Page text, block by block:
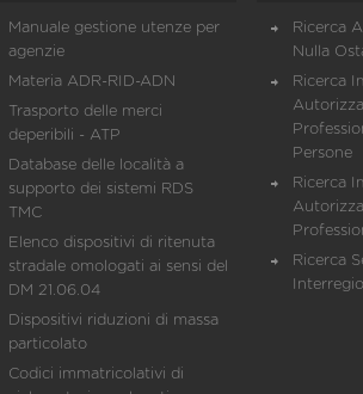
Manuale gestione utenze per
agenzie
Materia ADR-RID-ADN
Trasporto delle merci
deperibili - ATP
Database delle località a
supporto dei sistemi RDS
TMC
Elenco dispositivi di ritenuta
stradale omologati ai sensi del
DM 21.06.04
Dispositivi riduzioni di massa
particolato
Codici immatricolativi di
Ricerca
Nulla
Ricerca
Persone
Ricerca
Ricerca